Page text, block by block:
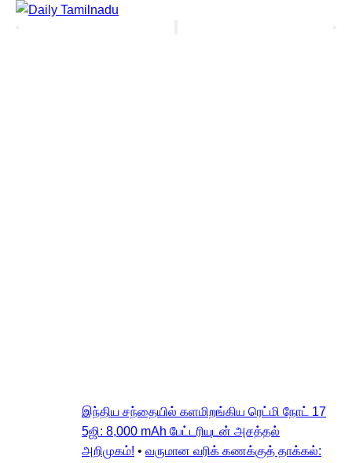
இந்திய சந்தையில் களமிறங்கிய ரெட்மி நோட் 17
5ஜி: 8,000 mAh பேட்டரியுடன் அசத்தல்
அறிமுகம்! • வருமான வரிக் கணக்குத் தாக்கல்: